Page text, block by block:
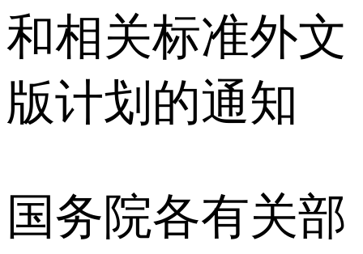
和相关标准外文
版计划的通知
国务院各有关部